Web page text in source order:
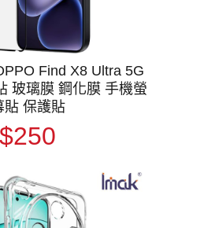
Find X8 Ultra 5G
玻璃膜 鋼化膜 手機螢
貼 保護貼
$250